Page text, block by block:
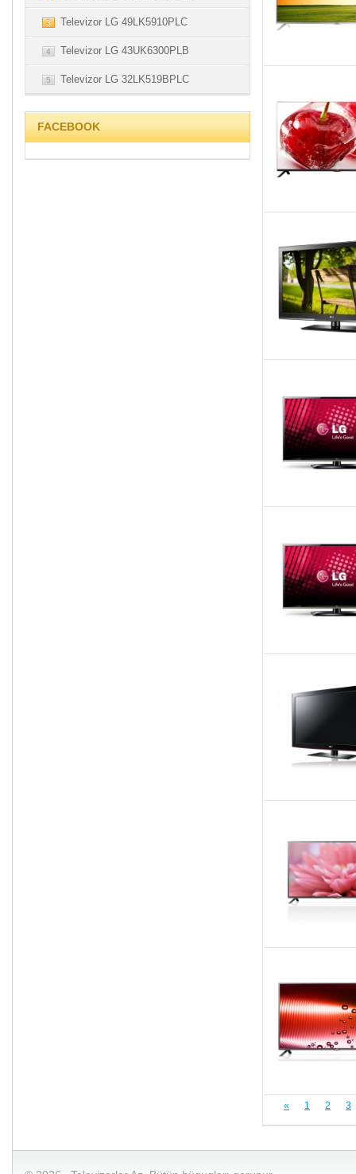
3 Televizor LG 49LK5910PLC
4 Televizor LG 43UK6300PLB
5 Televizor LG 32LK519BPLC
FACEBOOK
« 1 2 3